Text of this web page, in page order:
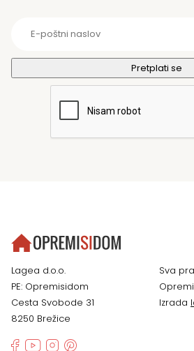
Lagea d.o.o.
PE: Opremisidom
Cesta Svobode 31
8250 Brežice
Sva
Izrada